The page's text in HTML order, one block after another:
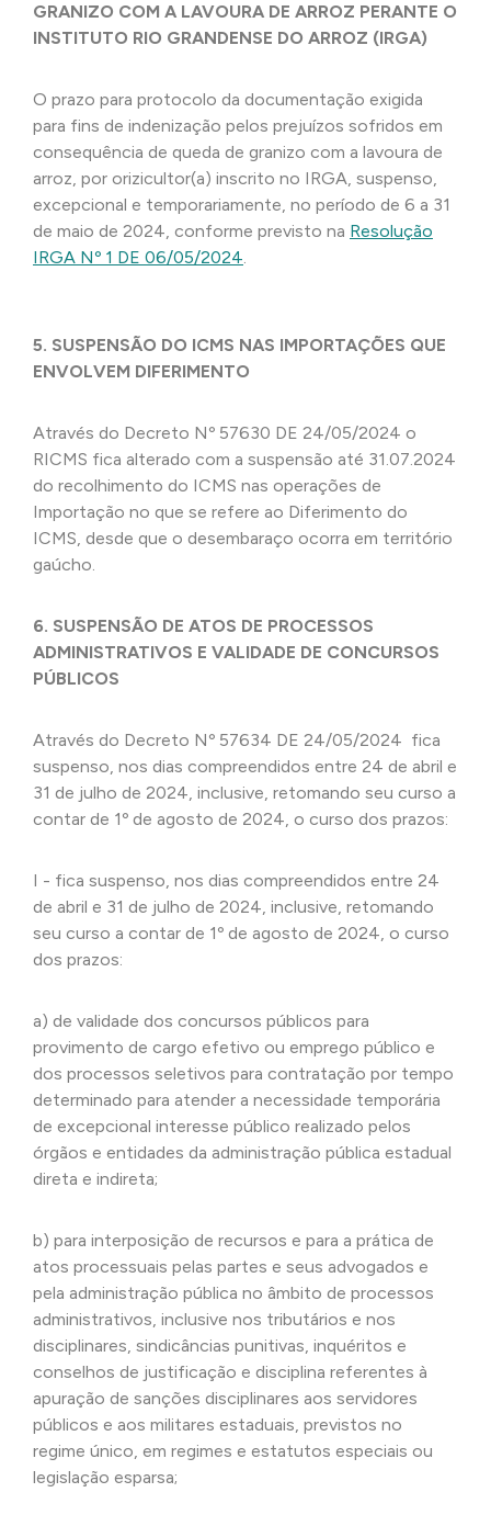
GRANIZO COM A LAVOURA DE ARROZ PERANTE O
INSTITUTO RIO GRANDENSE DO ARROZ (IRGA)
O prazo para protocolo da documentação exigida
para fins de indenização pelos prejuízos sofridos em
consequência de queda de granizo com a lavoura de
arroz, por orizicultor(a) inscrito no IRGA, suspenso,
excepcional e temporariamente, no período de 6 a 31
de maio de 2024, conforme previsto na Resolução
IRGA Nº 1 DE 06/05/2024.
5. SUSPENSÃO DO ICMS NAS IMPORTAÇÕES QUE
ENVOLVEM DIFERIMENTO
Através do Decreto Nº 57630 DE 24/05/2024 o
RICMS fica alterado com a suspensão até 31.07.2024
do recolhimento do ICMS nas operações de
Importação no que se refere ao Diferimento do
ICMS, desde que o desembaraço ocorra em território
gaúcho.
6. SUSPENSÃO DE ATOS DE PROCESSOS
ADMINISTRATIVOS E VALIDADE DE CONCURSOS
PÚBLICOS
Através do Decreto Nº 57634 DE 24/05/2024 fica
suspenso, nos dias compreendidos entre 24 de abril e
31 de julho de 2024, inclusive, retomando seu curso a
contar de 1º de agosto de 2024, o curso dos prazos:
I - fica suspenso, nos dias compreendidos entre 24
de abril e 31 de julho de 2024, inclusive, retomando
seu curso a contar de 1º de agosto de 2024, o curso
dos prazos:
a) de validade dos concursos públicos para
provimento de cargo efetivo ou emprego público e
dos processos seletivos para contratação por tempo
determinado para atender a necessidade temporária
de excepcional interesse público realizado pelos
órgãos e entidades da administração pública estadual
direta e indireta;
b) para interposição de recursos e para a prática de
atos processuais pelas partes e seus advogados e
pela administração pública no âmbito de processos
administrativos, inclusive nos tributários e nos
disciplinares, sindicâncias punitivas, inquéritos e
conselhos de justificação e disciplina referentes à
apuração de sanções disciplinares aos servidores
públicos e aos militares estaduais, previstos no
regime único, em regimes e estatutos especiais ou
legislação esparsa;